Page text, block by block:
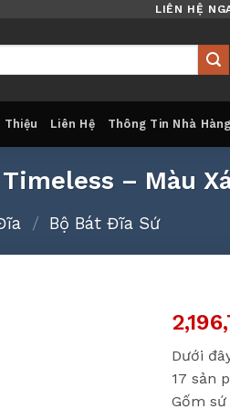
LIÊN HỆ
Thiệu Liên Hệ Thông Tin Nhà Hàng
– Màu
/ Bộ Bát Đĩa Sứ
Dưới
17 sản
Gốm